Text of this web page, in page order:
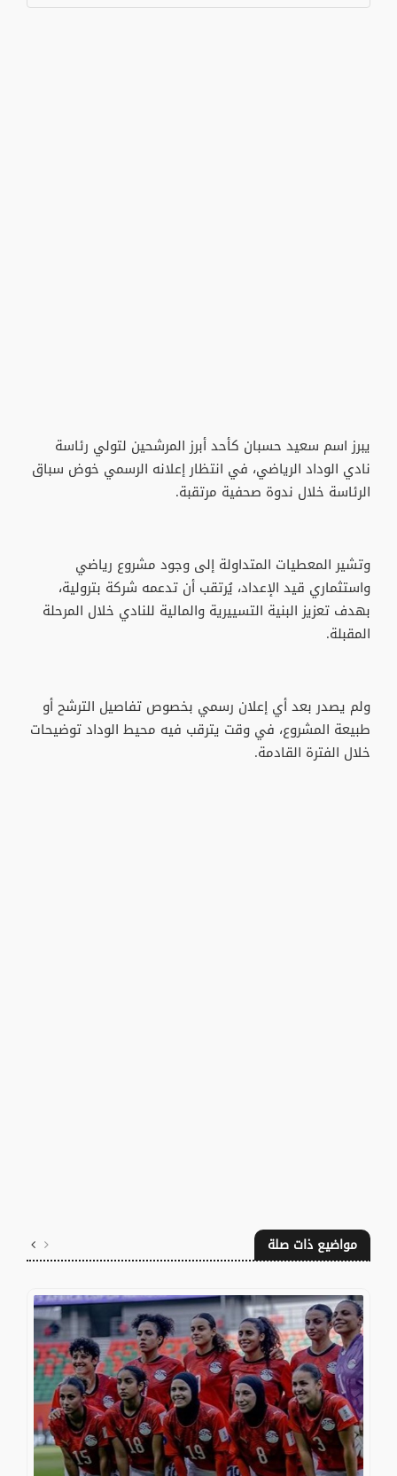
يبرز اسم سعيد حسبان كأحد أبرز المرشحين لتولي رئاسة
نادي الوداد الرياضي، في انتظار إعلانه الرسمي خوض سباق
الرئاسة خلال ندوة صحفية مرتقبة.
وتشير المعطيات المتداولة إلى وجود مشروع رياضي
واستثماري قيد الإعداد، يُرتقب أن تدعمه شركة بترولية،
بهدف تعزيز البنية التسييرية والمالية للنادي خلال المرحلة
المقبلة.
ولم يصدر بعد أي إعلان رسمي بخصوص تفاصيل الترشح أو
طبيعة المشروع، في وقت يترقب فيه محيط الوداد توضيحات
خلال الفترة القادمة.
مواضيع ذات صلة